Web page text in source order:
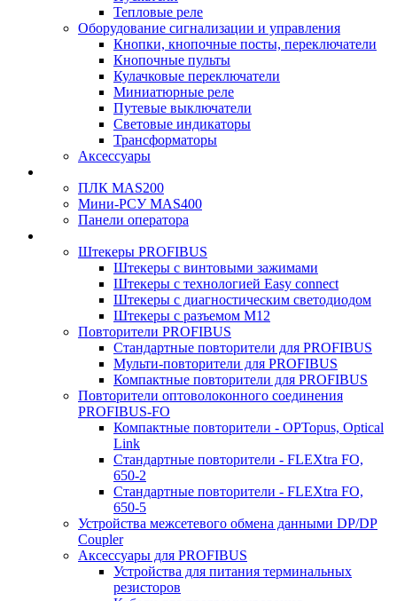
Тепловые реле
Оборудование сигнализации и управления
Кнопки, кнопочные посты, переключатели
Кнопочные пульты
Кулачковые переключатели
Миниатюрные реле
Путевые выключатели
Световые индикаторы
Трансформаторы
Аксессуары
ПЛК MAS200
Мини-РСУ MAS400
Панели оператора
Штекеры PROFIBUS
Штекеры с винтовыми зажимами
Штекеры с технологией Easy connect
Штекеры с диагностическим светодиодом
Штекеры с разъемом М12
Повторители PROFIBUS
Стандартные повторители для PROFIBUS
Мульти-повторители для PROFIBUS
Компактные повторители для PROFIBUS
Повторители оптоволоконного соединения
PROFIBUS-FO
Компактные повторители - OPTopus, Optical
Link
Стандартные повторители - FLEXtra FO,
650-2
Стандартные повторители - FLEXtra FO,
650-5
Устройства межсетевого обмена данными DP/DP
Coupler
Аксессуары для PROFIBUS
Устройства для питания терминальных
резисторов